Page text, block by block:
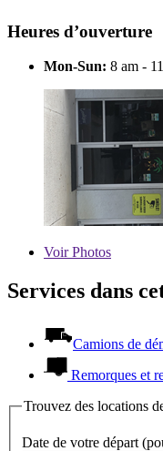
Heures d’ouverture
Mon-Sun: 8 am -
VoirPhotos
Services dans
Camions de
Remorques et
Trouvez des locations
Date de votre départ